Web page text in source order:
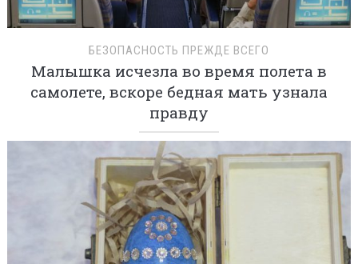
БЕЗОПАСНОСТЬ ПРЕЖДЕ ВСЕГО
Малышка исчезла во время полета в
самолете, вскоре бедная мать узнала
правду